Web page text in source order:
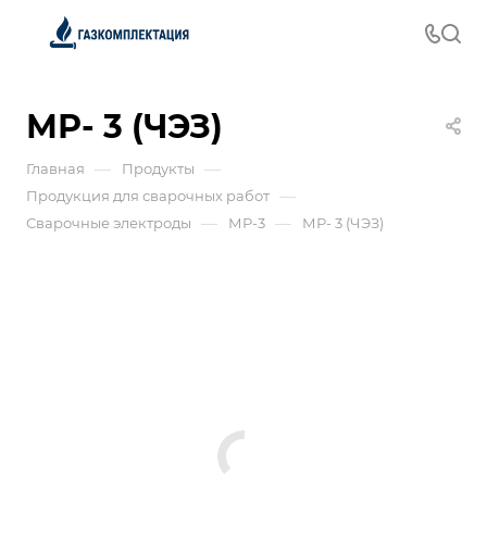
МР- 3 (ЧЭЗ)
Главная — Продукты —
Продукция для сварочных работ —
Сварочные электроды — МР-3 — МР- 3 (ЧЭЗ)